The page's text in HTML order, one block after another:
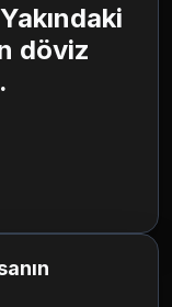
döviz